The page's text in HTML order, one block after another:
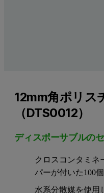
12mm角ポリス
（DTS0012）
ディスポーサブルの
クロスコンタミネ
パーが付いた100
水系分散媒を使用